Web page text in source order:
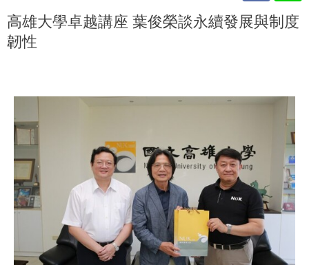
高雄大學卓越講座 葉俊榮談永續發展與制度
韌性